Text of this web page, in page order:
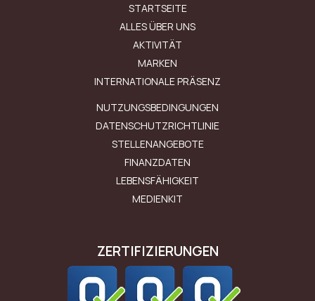
STARTSEITE
ALLES ÜBER UNS
AKTIVITÄT
MARKEN
INTERNATIONALE PRÄSENZ
Μενού Εταιρείας
NUTZUNGSBEDINGUNGEN
DATENSCHUTZRICHTLINIE
STELLENANGEBOTE
FINANZDATEN
LEBENSFÄHIGKEIT
MEDIENKIT
ZERTIFIZIERUNGEN